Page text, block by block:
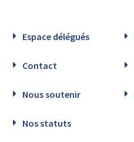
Espace délégués
Contact
Nous soutenir
Nos statuts